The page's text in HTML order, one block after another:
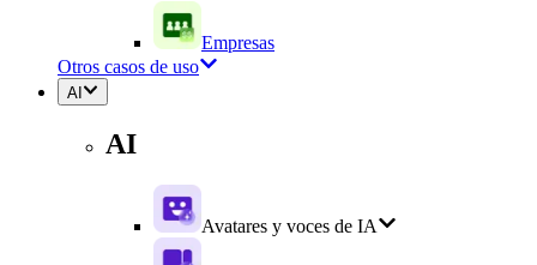
Empresas
Otros casos de uso
AI
AI
Avatares y voces de IA